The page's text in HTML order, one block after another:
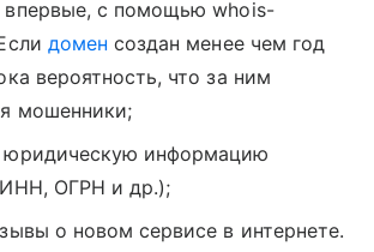
впервые, с помощью whois-
домен создан менее чем год
вероятность, что за ним
мошенники;
юридическую информацию
ОГРН и др.);
о новом сервисе в интернете.